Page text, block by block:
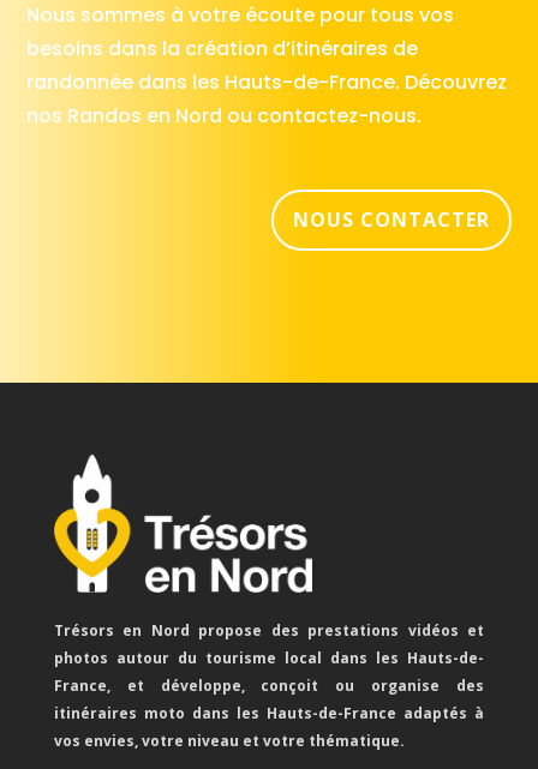
Nous sommes à votre écoute pour tous vos
besoins dans la création d’itinéraires de
randonnée dans les Hauts-de-France. Découvrez
nos Randos en Nord ou contactez-nous.
NOUS CONTACTER
Trésors en Nord propose des prestations vidéos et
photos autour du tourisme local dans les Hauts-de-
France, et développe, conçoit ou organise des
itinéraires moto dans les Hauts-de-France adaptés à
vos envies, votre niveau et votre thématique.